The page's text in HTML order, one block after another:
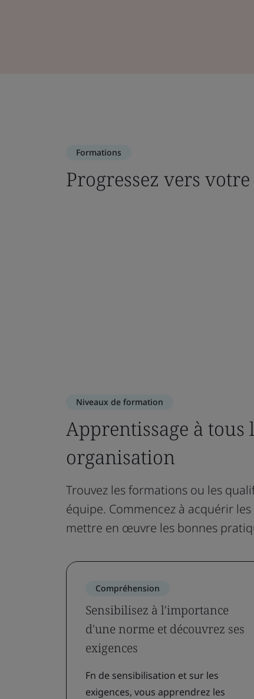
Formations
Progressez vers
Niveaux de formation
Apprentissage à
organisation
Trouvez les formations ou les
équipe. Commencez à acquérir
mettre en œuvre les bonnes
Compréhension
Sensibilisez à l'importance
d'une norme et découvrez ses
exigences
Fn de sensibilisation et sur les
exigences, vous apprendrez les